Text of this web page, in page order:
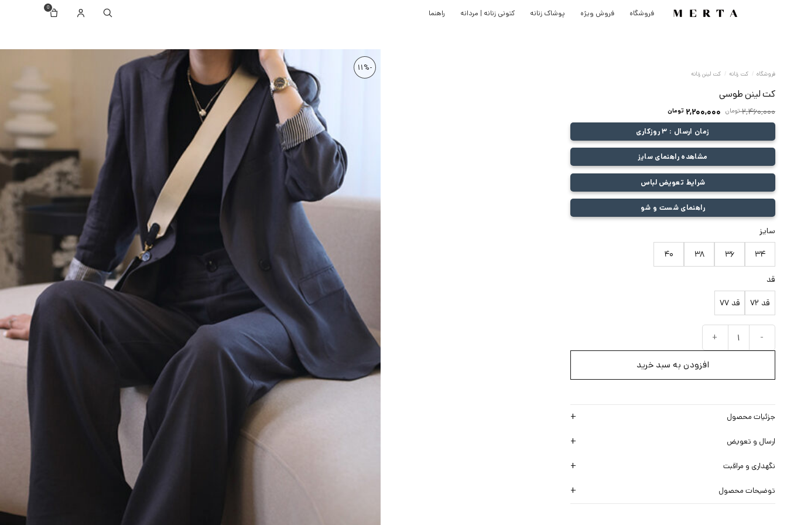
فروشگاه فروش ویژه پوشاک زنانه کتونی زنانه | مردانه راهنما
-11%
فروشگاه / کت زنانه / کت لینن زنانه
کت لینن طوسی
2,460,000 تومان قیمت
اصلی:
2,460,000 تومان
بود.
2,200,000 تومانقیمت
فعلی:
2,200,000 تومان. زمان ارسال : 3 روزکاری
مشاهده راهنمای سایز
شرایط تعویض لباس
راهنمای شست و شو
سایز
34
36
38
40
قد
قد 72
قد 77
افزودن به سبد خرید
جزئیات محصول
ارسال و تعویض
نگهداری و مراقبت
توضیحات محصول